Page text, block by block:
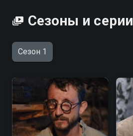
Сезоны и серии
Сезон 1